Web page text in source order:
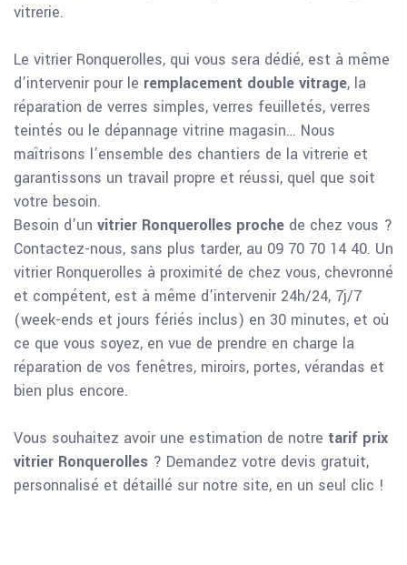
vitrerie.
Le vitrier Ronquerolles, qui vous sera dédié, est à même
d’intervenir pour le remplacement double vitrage, la
réparation de verres simples, verres feuilletés, verres
teintés ou le dépannage vitrine magasin… Nous
maîtrisons l’ensemble des chantiers de la vitrerie et
garantissons un travail propre et réussi, quel que soit
votre besoin.
Besoin d’un vitrier Ronquerolles proche de chez vous ?
Contactez-nous, sans plus tarder, au 09 70 70 14 40. Un
vitrier Ronquerolles à proximité de chez vous, chevronné
et compétent, est à même d’intervenir 24h/24, 7j/7
(week-ends et jours fériés inclus) en 30 minutes, et où
ce que vous soyez, en vue de prendre en charge la
réparation de vos fenêtres, miroirs, portes, vérandas et
bien plus encore.
Vous souhaitez avoir une estimation de notre tarif prix
vitrier Ronquerolles ? Demandez votre devis gratuit,
personnalisé et détaillé sur notre site, en un seul clic !